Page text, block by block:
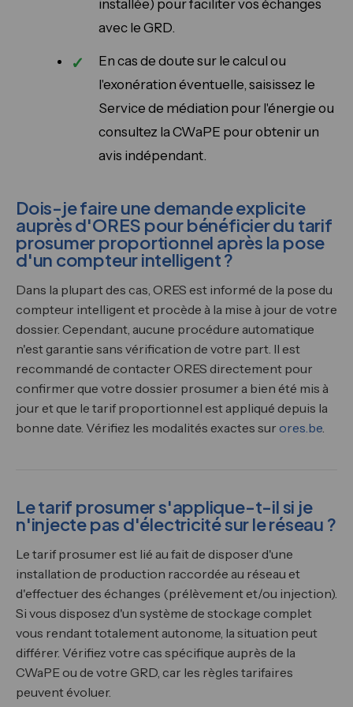
installée) pour faciliter vos échanges
avec le GRD.
En cas de doute sur le calcul ou
l'exonération éventuelle, saisissez le
Service de médiation pour l'énergie ou
consultez la CWaPE pour obtenir un
avis indépendant.
Dois-je faire une demande explicite
auprès d'ORES pour bénéficier du tarif
prosumer proportionnel après la pose
d'un compteur intelligent ?
Dans la plupart des cas, ORES est informé de la pose du
compteur intelligent et procède à la mise à jour de votre
dossier. Cependant, aucune procédure automatique
n'est garantie sans vérification de votre part. Il est
recommandé de contacter ORES directement pour
confirmer que votre dossier prosumer a bien été mis à
jour et que le tarif proportionnel est appliqué depuis la
bonne date. Vérifiez les modalités exactes sur ores.be.
Le tarif prosumer s'applique-t-il si je
n'injecte pas d'électricité sur le réseau ?
Le tarif prosumer est lié au fait de disposer d'une
installation de production raccordée au réseau et
d'effectuer des échanges (prélèvement et/ou injection).
Si vous disposez d'un système de stockage complet
vous rendant totalement autonome, la situation peut
différer. Vérifiez votre cas spécifique auprès de la
CWaPE ou de votre GRD, car les règles tarifaires
peuvent évoluer.